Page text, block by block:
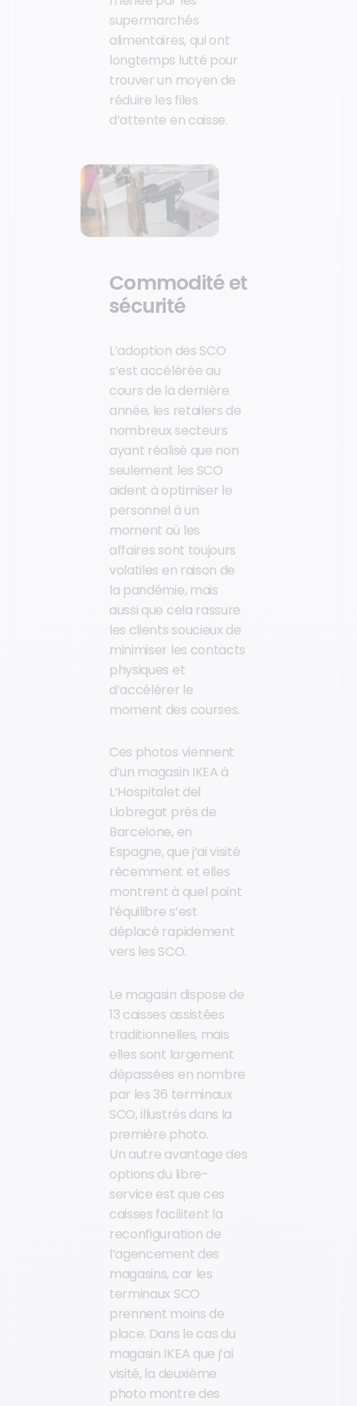
supermarchés
alimentaires, qui ont
longtemps lutté pour
trouver un moyen de
réduire les files
d’attente en caisse.
Commodité et
sécurité
L’adoption des SCO
s’est accélérée au
cours de la dernière
année, les retailers de
nombreux secteurs
ayant réalisé que non
seulement les SCO
aident à optimiser le
personnel à un
moment où les
affaires sont toujours
volatiles en raison de
la pandémie, mais
aussi que cela rassure
les clients soucieux de
minimiser les contacts
physiques et
d’accélérer le
moment des courses.
Ces photos viennent
d’un magasin IKEA à
L’Hospitalet del
Llobregat près de
Barcelone, en
Espagne, que j’ai visité
récemment et elles
montrent à quel point
l’équilibre s’est
déplacé rapidement
vers les SCO.
Le magasin dispose de
13 caisses assistées
traditionnelles, mais
elles sont largement
dépassées en nombre
par les 36 terminaux
SCO, illustrés dans la
première photo.
Un autre avantage des
options du libre-
service est que ces
caisses facilitent la
reconfiguration de
l’agencement des
magasins, car les
terminaux SCO
prennent moins de
place. Dans le cas du
magasin IKEA que j’ai
visité, la deuxième
photo montre des